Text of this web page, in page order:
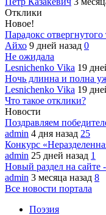
Отклики
Новое!
Парадокс отвергнутого
Айхо 9 дней назад 0
Не ожидала
Lesnichenko Vika 19
Ночь длинна и полна
Lesnichenko Vika 19
Что такое отклики?
Новости
Поздравляем
admin 4 дня назад 25
Конкурс
admin 25 дней назад 1
Новый раздел на сайте
admin 3 месяца назад 8
Все новости портала
Поэзия